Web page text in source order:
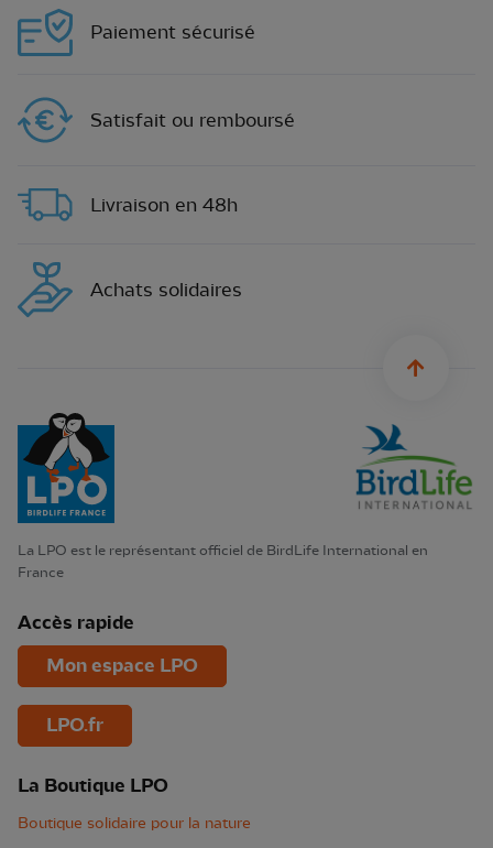
Paiement sécurisé
Satisfait ou remboursé
Livraison en 48h
Achats solidaires
La LPO est le représentant officiel de BirdLife International en
France
Accès rapide
Mon espace LPO
LPO.fr
La Boutique LPO
Boutique solidaire pour la nature